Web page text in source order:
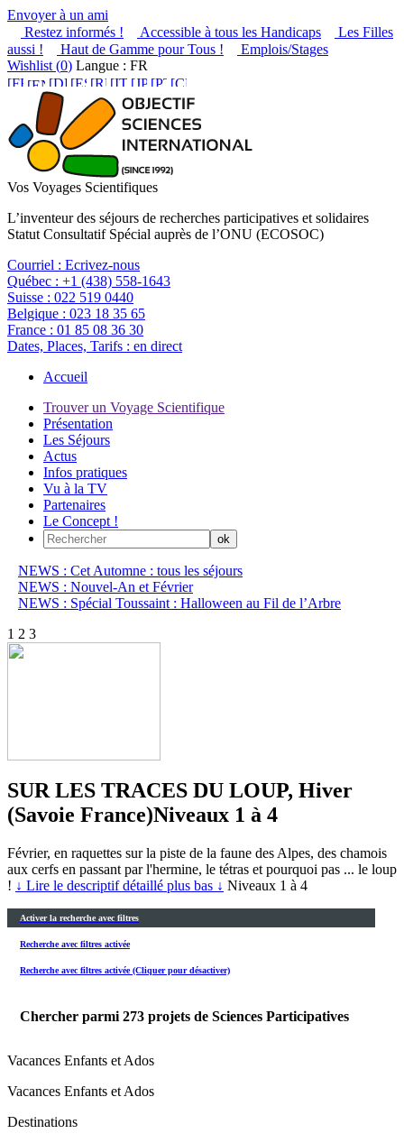
Envoyer à un ami
Restez informés !
Accessible à tous les Handicaps
Les Filles
aussi !
Haut de Gamme pour Tous !
Emplois/Stages
Wishlist (0) Langue : FR
Vos Voyages Scientifiques
L’inventeur des séjours de recherches participatives et solidaires
Statut Consultatif Spécial auprès de l’ONU (ECOSOC)
Courriel : Ecrivez-nous
Québec : +1 (438) 558-1643
Suisse : 022 519 0440
Belgique : 023 18 35 65
France : 01 85 08 36 30
Dates, Places, Tarifs : en direct
Accueil
Trouver un Voyage Scientifique
Présentation
Les Séjours
Actus
Infos pratiques
Vu à la TV
Partenaires
Le Concept !
NEWS : Cet Automne : tous les séjours
NEWS : Nouvel-An et Février
NEWS : Spécial Toussaint : Halloween au Fil de l’Arbre
1 2 3
SUR LES TRACES DU LOUP, Hiver
(Savoie France)Niveaux 1 à 4
Février, en raquettes sur la piste de la faune des Alpes, des chamois
aux cerfs en passant par l'hermine, le tétras et pourquoi pas ... le loup
! ↓ Lire le descriptif détaillé plus bas ↓ Niveaux 1 à 4
Activer la recherche avec filtres
Recherche avec filtres activée
Recherche avec filtres activée (Cliquer pour désactiver)
Chercher parmi 273 projets de Sciences Participatives
Vacances Enfants et Ados
Vacances Enfants et Ados
Destinations